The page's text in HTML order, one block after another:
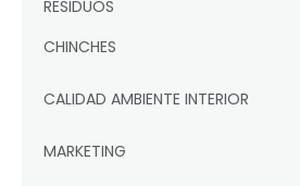
RESIDUOS
CHINCHES
CALIDAD AMBIENTE INTERIOR
MARKETING